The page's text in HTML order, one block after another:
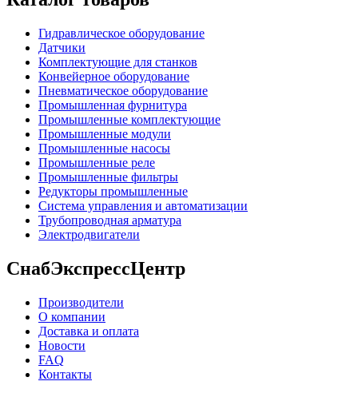
Гидравлическое оборудование
Датчики
Комплектующие для станков
Конвейерное оборудование
Пневматическое оборудование
Промышленная фурнитура
Промышленные комплектующие
Промышленные модули
Промышленные насосы
Промышленные реле
Промышленные фильтры
Редукторы промышленные
Система управления и автоматизации
Трубопроводная арматура
Электродвигатели
СнабЭкспрессЦентр
Производители
О компании
Доставка и оплата
Новости
FAQ
Контакты